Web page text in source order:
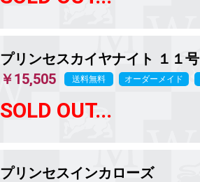
プリンセスカイヤナイト １１号
￥15,505
送料無料 オーダーメイド
SOLD OUT...
プリンセスインカローズ